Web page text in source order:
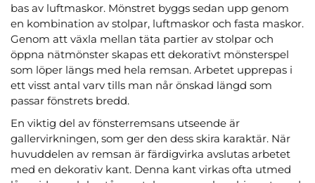
bas av luftmaskor. Mönstret byggs sedan upp genom
en kombination av stolpar, luftmaskor och fasta maskor.
Genom att växla mellan täta partier av stolpar och
öppna nätmönster skapas ett dekorativt mönsterspel
som löper längs med hela remsan. Arbetet upprepas i
ett visst antal varv tills man når önskad längd som
passar fönstrets bredd.
En viktig del av fönsterremsans utseende är
gallervirkningen, som ger den dess skira karaktär. När
huvuddelen av remsan är färdigvirka avslutas arbetet
med en dekorativ kant. Denna kant virkas ofta utmed